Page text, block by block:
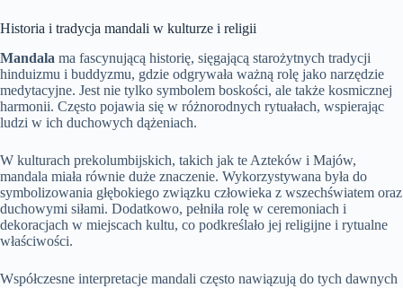
Historia i tradycja mandali w kulturze i religii
Mandala ma fascynującą historię, sięgającą starożytnych tradycji
hinduizmu i buddyzmu, gdzie odgrywała ważną rolę jako narzędzie
medytacyjne. Jest nie tylko symbolem boskości, ale także kosmicznej
harmonii. Często pojawia się w różnorodnych rytuałach, wspierając
ludzi w ich duchowych dążeniach.
W kulturach prekolumbijskich, takich jak te Azteków i Majów,
mandala miała równie duże znaczenie. Wykorzystywana była do
symbolizowania głębokiego związku człowieka z wszechświatem oraz
duchowymi siłami. Dodatkowo, pełniła rolę w ceremoniach i
dekoracjach w miejscach kultu, co podkreślało jej religijne i rytualne
właściwości.
Współczesne interpretacje mandali często nawiązują do tych dawnych